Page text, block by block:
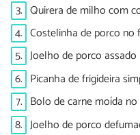
3. Quirera de milho com
4. Costelinha de porco no
5. Joelho de porco
6. Picanha de frigideira
7. Bolo de carne moída
8. Joelho de porco